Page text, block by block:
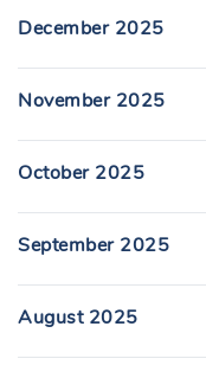
December 2025
November 2025
October 2025
September 2025
August 2025